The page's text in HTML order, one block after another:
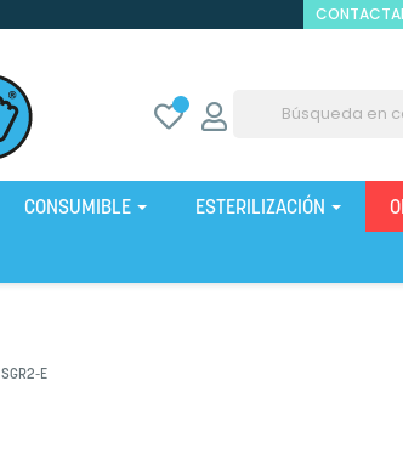
CONSUMIBLE ESTERILIZACIÓN
SGR2-E